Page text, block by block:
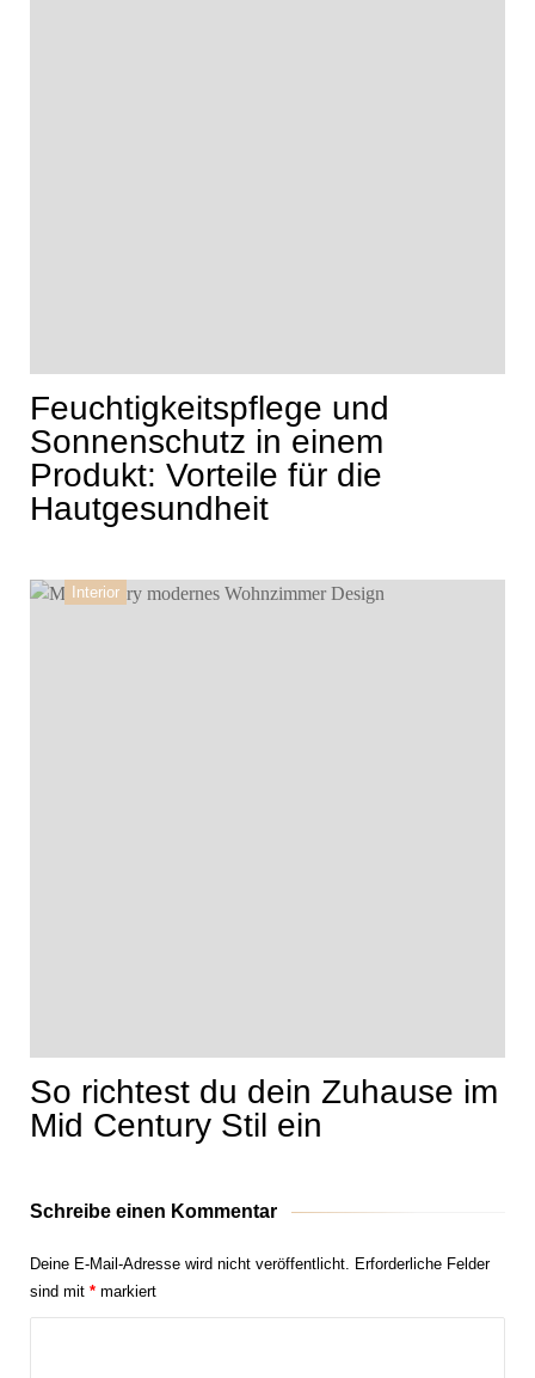
Feuchtigkeitspflege und
Sonnenschutz in einem
Produkt: Vorteile für die
Hautgesundheit
Interior
So richtest du dein Zuhause im
Mid Century Stil ein
Schreibe einen Kommentar
Deine E-Mail-Adresse wird nicht veröffentlicht.
Erforderliche Felder
sind mit * markiert